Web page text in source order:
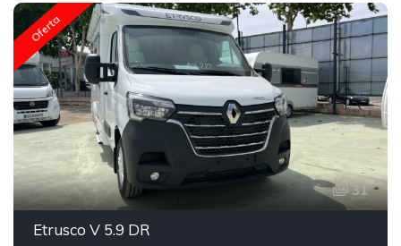
Oferta
31
Etrusco V 5.9 DR